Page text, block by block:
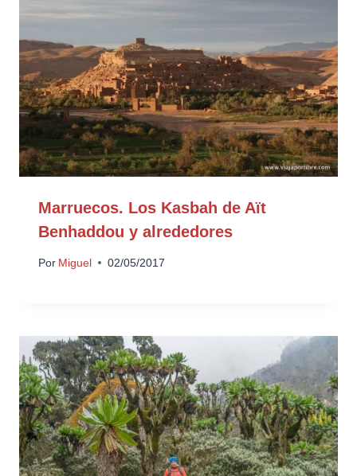
Marruecos. Los Kasbah de Aït
Benhaddou y alrededores
Por Miguel 02/05/2017